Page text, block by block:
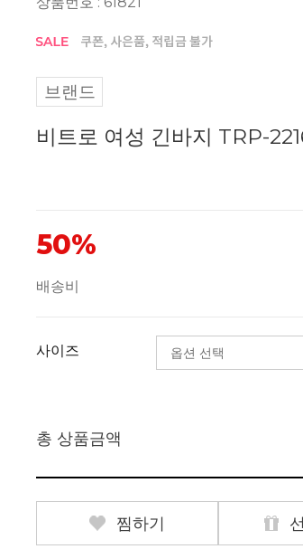
브랜드
비트로 여성 긴바지 TRP-
50%
배송비
사이즈
총 상품금액
찜하기